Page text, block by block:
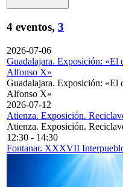
4 eventos, 3
2026-07-06
Guadalajara. Exposición: «El
Alfonso X»
Guadalajara. Exposición: «El
Alfonso X»
2026-07-12
Atienza. Exposición.
Atienza. Exposición.
12:30 - 14:30
Fontanar. XXXVII